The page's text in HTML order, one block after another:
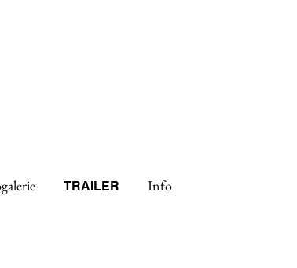
TRAILER Info